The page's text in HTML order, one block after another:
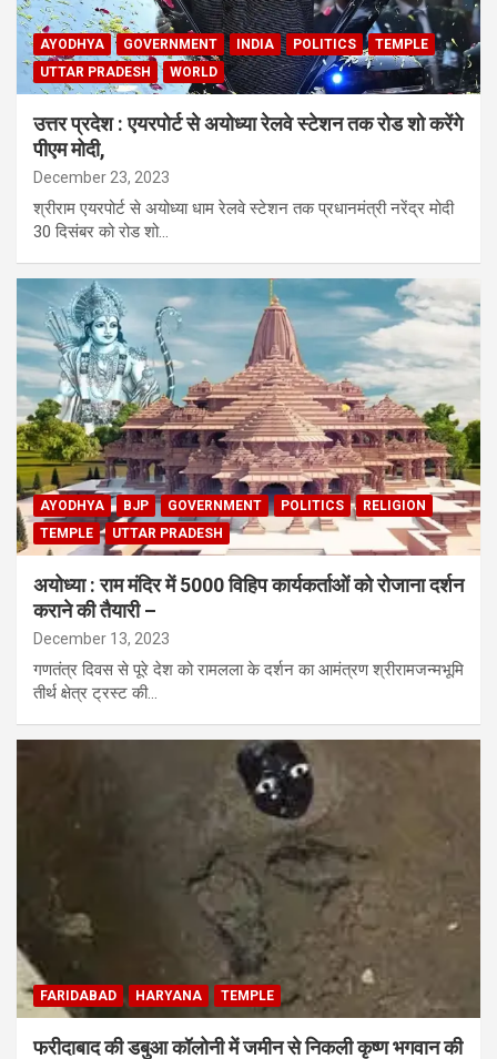
AYODHYA GOVERNMENT INDIA POLITICS
TEMPLE
UTTAR PRADESH
WORLD
उत्तर प्रदेश : एयरपोर्ट से अयोध्या रेलवे स्टेशन तक रोड शो करेंगे
पीएम मोदी,
December 23, 2023
श्रीराम एयरपोर्ट से अयोध्या धाम रेलवे स्टेशन तक प्रधानमंत्री नरेंद्र मोदी
30 दिसंबर को रोड शो…
AYODHYA BJP GOVERNMENT POLITICS
RELIGION
TEMPLE
UTTAR PRADESH
अयोध्या : राम मंदिर में 5000 विहिप कार्यकर्ताओं को रोजाना दर्शन
कराने की तैयारी –
December 13, 2023
गणतंत्र दिवस से पूरे देश को रामलला के दर्शन का आमंत्रण श्रीरामजन्मभूमि
तीर्थ क्षेत्र ट्रस्ट की…
FARIDABAD HARYANA TEMPLE
फरीदाबाद की डबुआ कॉलोनी में जमीन से निकली कृष्ण भगवान की